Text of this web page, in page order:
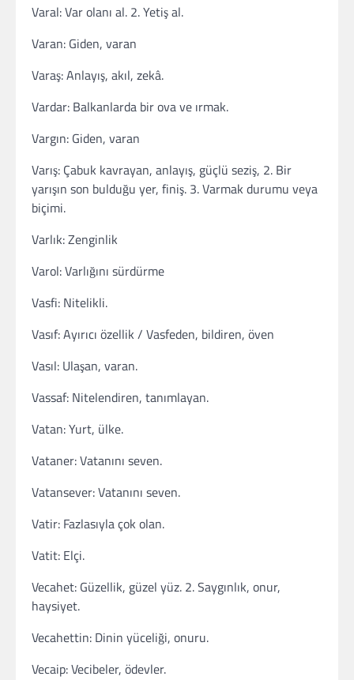
Varal: Var olanı al. 2. Yetiş al.
Varan: Giden, varan
Varaş: Anlayış, akıl, zekâ.
Vardar: Balkanlarda bir ova ve ırmak.
Vargın: Giden, varan
Varış: Çabuk kavrayan, anlayış, güçlü seziş, 2. Bir
yarışın son bulduğu yer, finiş. 3. Varmak durumu veya
biçimi.
Varlık: Zenginlik
Varol: Varlığını sürdürme
Vasfi: Nitelikli.
Vasıf: Ayırıcı özellik / Vasfeden, bildiren, öven
Vasıl: Ulaşan, varan.
Vassaf: Nitelendiren, tanımlayan.
Vatan: Yurt, ülke.
Vataner: Vatanını seven.
Vatansever: Vatanını seven.
Vatir: Fazlasıyla çok olan.
Vatit: Elçi.
Vecahet: Güzellik, güzel yüz. 2. Saygınlık, onur,
haysiyet.
Vecahettin: Dinin yüceliği, onuru.
Vecaip: Vecibeler, ödevler.